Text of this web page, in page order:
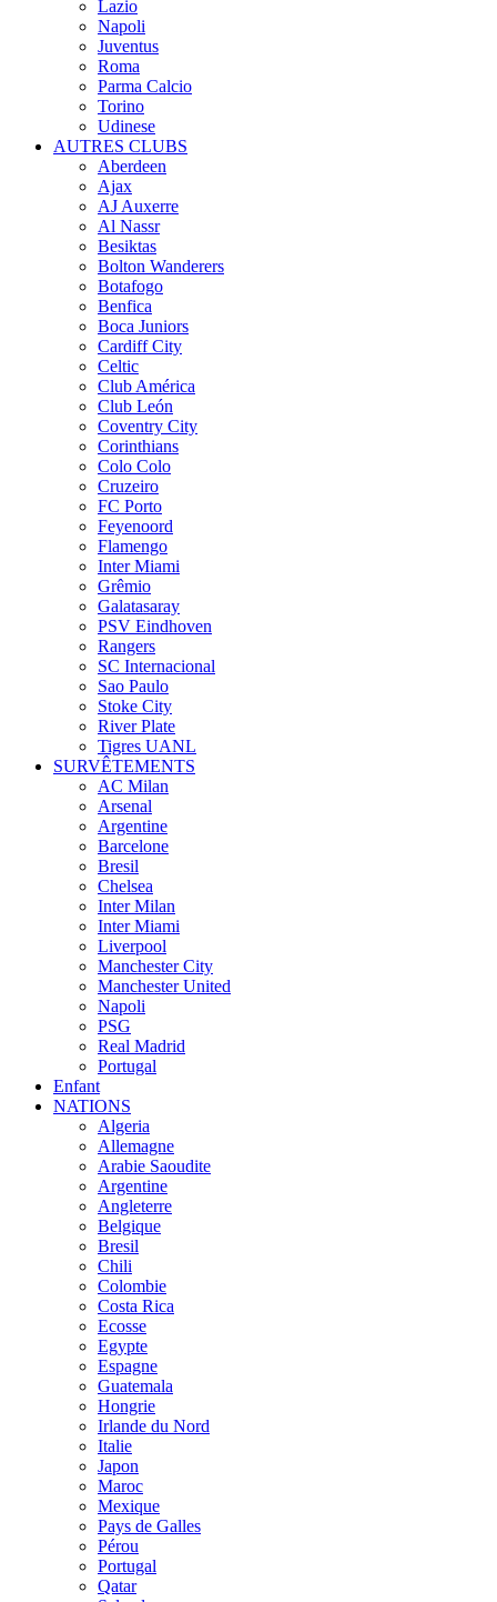
Lazio
Napoli
Juventus
Roma
Parma Calcio
Torino
Udinese
AUTRES CLUBS
Aberdeen
Ajax
AJ Auxerre
Al Nassr
Besiktas
Bolton Wanderers
Botafogo
Benfica
Boca Juniors
Cardiff City
Celtic
Club América
Club León
Coventry City
Corinthians
Colo Colo
Cruzeiro
FC Porto
Feyenoord
Flamengo
Inter Miami
Grêmio
Galatasaray
PSV Eindhoven
Rangers
SC Internacional
Sao Paulo
Stoke City
River Plate
Tigres UANL
SURVÊTEMENTS
AC Milan
Arsenal
Argentine
Barcelone
Bresil
Chelsea
Inter Milan
Inter Miami
Liverpool
Manchester City
Manchester United
Napoli
PSG
Real Madrid
Portugal
Enfant
NATIONS
Algeria
Allemagne
Arabie Saoudite
Argentine
Angleterre
Belgique
Bresil
Chili
Colombie
Costa Rica
Ecosse
Egypte
Espagne
Guatemala
Hongrie
Irlande du Nord
Italie
Japon
Maroc
Mexique
Pays de Galles
Pérou
Portugal
Qatar